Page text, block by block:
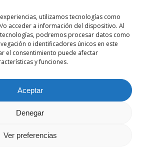
utilizamos tecnologías como
o acceder a información del dispositivo. Al
podremos procesar datos como
o identificadores únicos en este
el consentimiento puede afectar
y funciones.
Aceptar
Denegar
Ver preferencias
and practical tips.